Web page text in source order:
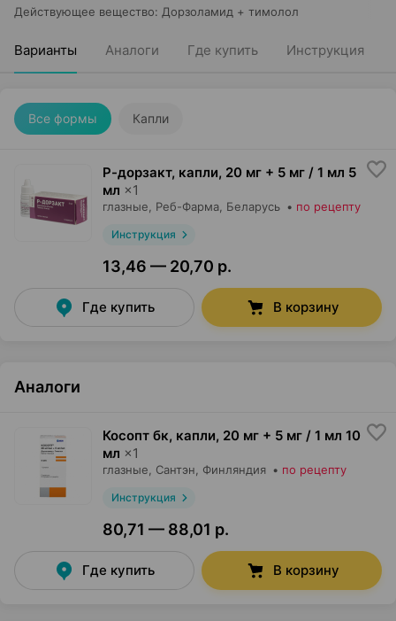
Действующее вещество: Дорзоламид + тимолол
Варианты Аналоги Где купить Инструкция
Все формы Капли
Р-дорзакт, капли, 20 мг + 5 мг / 1 мл 5
мл ×1
глазные, Реб-Фарма , Беларусь • по рецепту
Инструкция
13,46 — 20,70 р.
Где купить В корзину
Аналоги
Косопт бк, капли, 20 мг + 5 мг / 1 мл 10
мл ×1
глазные, Сантэн , Финляндия • по рецепту
Инструкция
80,71 — 88,01 р.
Где купить В корзину